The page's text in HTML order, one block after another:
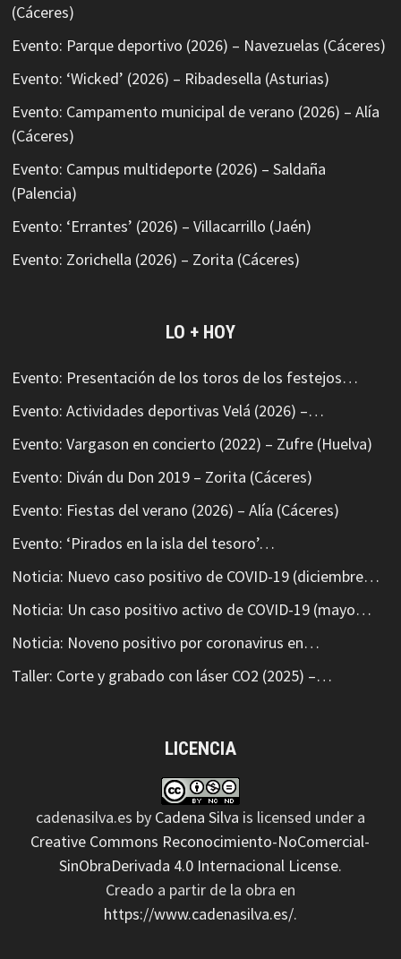
(Cáceres)
Evento: Parque deportivo (2026) – Navezuelas (Cáceres)
Evento: ‘Wicked’ (2026) – Ribadesella (Asturias)
Evento: Campamento municipal de verano (2026) – Alía
(Cáceres)
Evento: Campus multideporte (2026) – Saldaña
(Palencia)
Evento: ‘Errantes’ (2026) – Villacarrillo (Jaén)
Evento: Zorichella (2026) – Zorita (Cáceres)
LO + HOY
Evento: Presentación de los toros de los festejos…
Evento: Actividades deportivas Velá (2026) –…
Evento: Vargason en concierto (2022) – Zufre (Huelva)
Evento: Diván du Don 2019 – Zorita (Cáceres)
Evento: Fiestas del verano (2026) – Alía (Cáceres)
Evento: ‘Pirados en la isla del tesoro’…
Noticia: Nuevo caso positivo de COVID-19 (diciembre…
Noticia: Un caso positivo activo de COVID-19 (mayo…
Noticia: Noveno positivo por coronavirus en…
Taller: Corte y grabado con láser CO2 (2025) –…
LICENCIA
cadenasilva.es by Cadena Silva is licensed under a
Creative Commons Reconocimiento-NoComercial-
SinObraDerivada 4.0 Internacional License.
Creado a partir de la obra en
https://www.cadenasilva.es/.